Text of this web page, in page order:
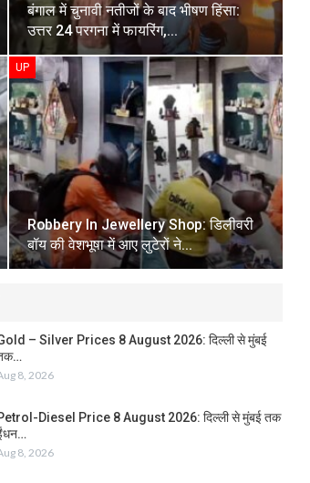
बंगाल में चुनावी नतीजों के बाद भीषण हिंसा:
उत्तर 24 परगना में फायरिंग,…
UP
Robbery In Jewellery Shop: डिलीवरी
बॉय की वेशभूषा में आए लुटेरों ने…
– Silver Prices 8 August 2026: दिल्ली से मुंबई
8, 2026
Diesel Price 8 August 2026: दिल्ली से मुंबई तक
8, 2026